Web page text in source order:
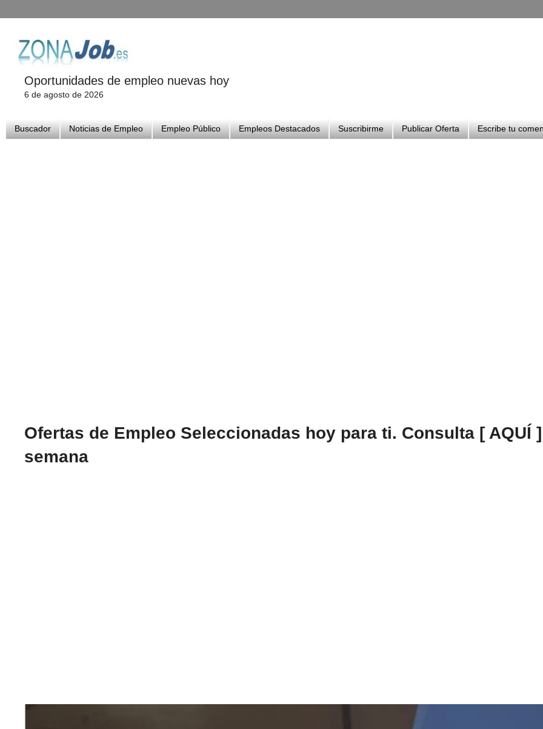
Oportunidades de empleo nuevas hoy
6 de agosto de 2026
Buscador Noticias de Empleo Empleo Público Empleos Destacados Suscribirme Publicar Oferta Escribe tu
Ofertas de Empleo Seleccionadas hoy para ti. Consulta [ AQUÍ
semana